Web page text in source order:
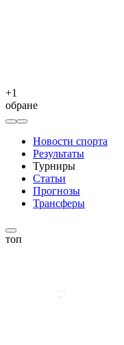
+1
обране
Новости спорта
Результаты
Турниры
Статьи
Прогнозы
Трансферы
топ